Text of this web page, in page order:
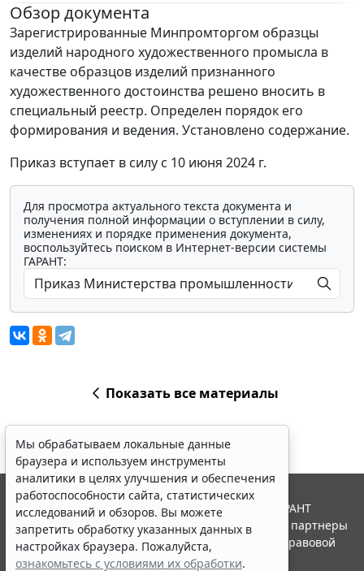
Обзор документа
Зарегистрированные Минпромторгом образцы
изделий народного художественного промысла в
качестве образцов изделий признанного
художественного достоинства решено вносить в
специальный реестр. Определен порядок его
формирования и ведения. Установлено содержание.
Приказ вступает в силу с 10 июня 2024 г.
Для просмотра актуального текста документа и
получения полной информации о вступлении в силу,
изменениях и порядке применения документа,
воспользуйтесь поиском в Интернет-версии системы
ГАРАНТ:
Показать все материалы
Мы обрабатываем локальные данные
браузера и используем инструменты
аналитики в целях улучшения и обеспечения
работоспособности сайта, статистических
исследований и обзоров. Вы можете
запретить обработку указанных данных в
настройках браузера. Пожалуйста,
ознакомьтесь с условиями их обработки.
© ООО "НПП "ГАРАНТ-СЕРВИС", 2026. Система ГАРАНТ
выпускается с 1990 года. Компания "Гарант" и ее партнеры
являются участниками Российской ассоциации правовой
информации ГАРАНТ.